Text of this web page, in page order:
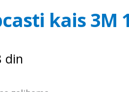
kais 3M
din